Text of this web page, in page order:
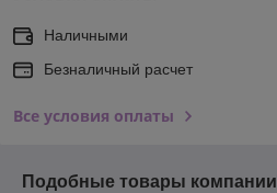
Наличными
Безналичный расчет
Все условия оплаты
Подобные товары компании